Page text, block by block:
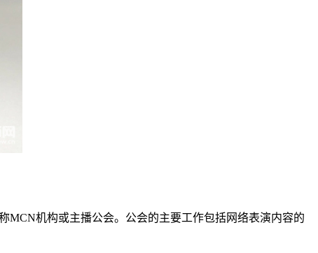
机构或主播公会。公会的主要工作包括网络表演内容的